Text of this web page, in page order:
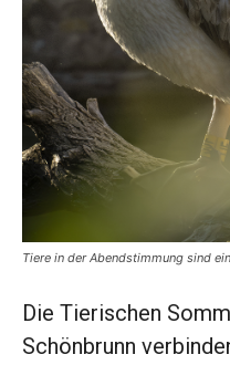
Tiere in der Abendstimmung sind
Die Tierischen
Schönbrunn